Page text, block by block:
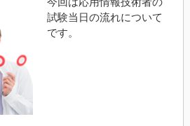
試験当日の流れについて
です。